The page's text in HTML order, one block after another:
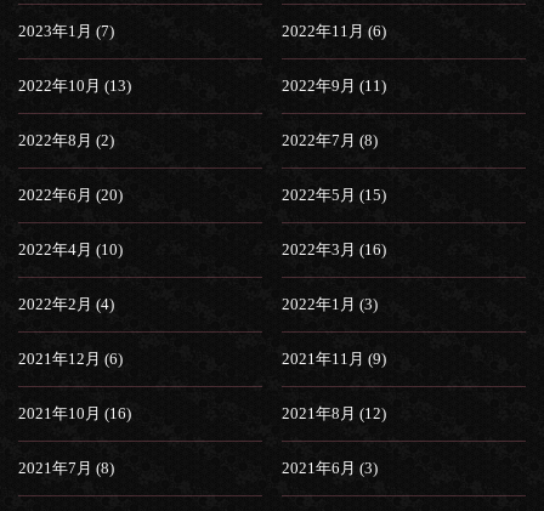
2023年1月 (7) 2022年11月 (6)
2022年10月 (13) 2022年9月 (11)
2022年8月 (2) 2022年7月 (8)
2022年6月 (20) 2022年5月 (15)
2022年4月 (10) 2022年3月 (16)
2022年2月 (4) 2022年1月 (3)
2021年12月 (6) 2021年11月 (9)
2021年10月 (16) 2021年8月 (12)
2021年7月 (8) 2021年6月 (3)